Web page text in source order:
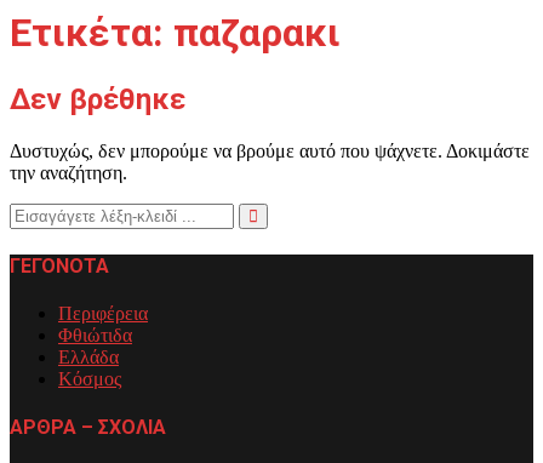
Ετικέτα: παζαρακι
Δεν βρέθηκε
Δυστυχώς, δεν μπορούμε να βρούμε αυτό που ψάχνετε. Δοκιμάστε
την αναζήτηση.
Search
for:
Search
ΓΕΓΟΝΟΤΑ
Περιφέρεια
Φθιώτιδα
Ελλάδα
Κόσμος
ΑΡΘΡΑ – ΣΧΟΛΙΑ